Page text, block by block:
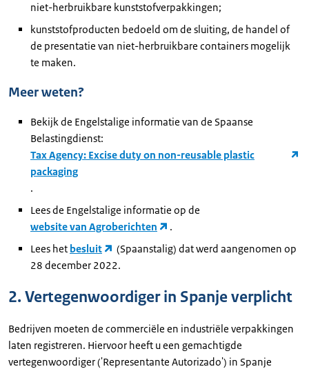
niet-herbruikbare kunststofverpakkingen;
kunststofproducten bedoeld om de sluiting, de handel of
de presentatie van niet-herbruikbare containers mogelijk
te maken.
Meer weten?
Bekijk de Engelstalige informatie van de Spaanse
Belastingdienst:
Tax Agency: Excise duty on non-reusable plastic
packaging
.
Lees de Engelstalige informatie op de
website van Agroberichten
.
Lees het besluit
(Spaanstalig) dat werd aangenomen op
28 december 2022.
2. Vertegenwoordiger in Spanje verplicht
Bedrijven moeten de commerciële en industriële verpakkingen
laten registreren. Hiervoor heeft u een gemachtigde
vertegenwoordiger ('Representante Autorizado') in Spanje